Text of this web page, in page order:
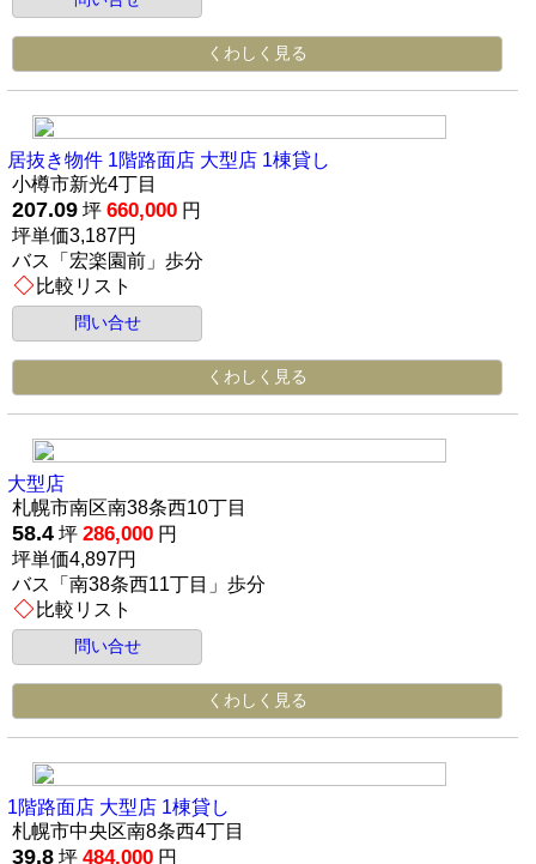
くわしく見る
居抜き物件 1階路面店 大型店 1棟貸し
小樽市新光4丁目
207.09 坪660,000 円
坪単価3,187円
バス「宏楽園前」歩分
比較リスト
問い合せ
くわしく見る
大型店
札幌市南区南38条西10丁目
58.4 坪286,000 円
坪単価4,897円
バス「南38条西11丁目」歩分
比較リスト
問い合せ
くわしく見る
1階路面店 大型店 1棟貸し
札幌市中央区南8条西4丁目
39.8 坪484,000 円